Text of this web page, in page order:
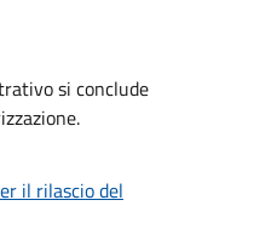
si conclude
il rilascio del